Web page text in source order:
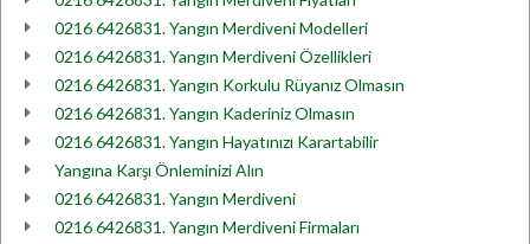
0216 6426831. Yangın Merdiveni Modelleri
0216 6426831. Yangın Merdiveni Özellikleri
0216 6426831. Yangın Korkulu Rüyanız Olmasın
0216 6426831. Yangın Kaderiniz Olmasın
0216 6426831. Yangın Hayatınızı Karartabilir
Yangına Karşı Önleminizi Alın
0216 6426831. Yangın Merdiveni
0216 6426831. Yangın Merdiveni Firmaları